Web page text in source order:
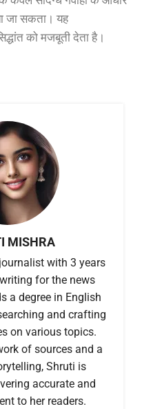
जा सकता। यह
को मजबूती देता है।
MISHRA
with 3 years
for the news
a degree in English
and crafting
on various topics.
of sources and a
Shruti is
accurate and
to her readers.